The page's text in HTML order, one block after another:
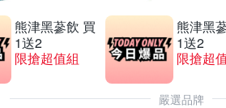
熊津黑蔘飲 買
1送2
限搶超值組
熊津黑
1送2
限搶超
嚴選品牌